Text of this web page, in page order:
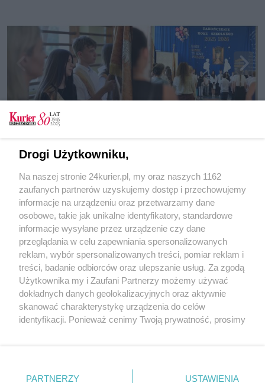
Tylko zalogowani użytkownicy mają możliwość
Zaloguj sięZarejestruj
POGODA
26℃
Zobacz prognozę na 3 dni
Copyright © 2022 Kurier Szczeciński sp. z o.o.
Drogi Użytkowniku,
Na naszej stronie 24kurier.pl, my oraz naszych 1162
zaufanych partnerów uzyskujemy dostęp i przechowujemy
informacje na urządzeniu oraz przetwarzamy dane
osobowe, takie jak unikalne identyfikatory, standardowe
informacje wysyłane przez urządzenie czy dane
przeglądania w celu zapewniania spersonalizowanych
reklam, wybór spersonalizowanych treści, pomiar reklam i
treści, badanie odbiorców oraz ulepszanie usług. Za zgodą
Użytkownika my i Zaufani Partnerzy możemy używać
dokładnych danych geolokalizacyjnych oraz aktywnie
skanować charakterystykę urządzenia do celów
identyfikacji. Ponieważ cenimy Twoją prywatność, prosimy
prywatności znajdujący się w lewym dolnym rogu strony
PARTNERZY USTAWIENIA